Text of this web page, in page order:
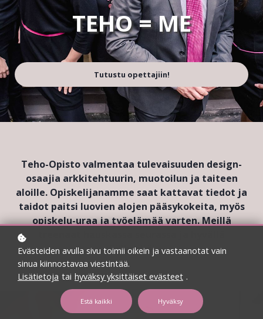
TEHO = ME
Tutustu opettajiin!
Teho-Opisto valmentaa tulevaisuuden design-
osaajia arkkitehtuurin, muotoilun ja taiteen
aloille. Opiskelijanamme saat kattavat tiedot ja
taidot paitsi luovien alojen pääsykokeita, myös
opiskelu-uraa ja työelämää varten. Meillä
fiiliksellä!
Evästeiden avulla sivu toimii oikein ja vastaanotat vain
sinua kiinnostavaa viestintää.
Lisätietoja tai hyväksy yksittäiset evästeet .
Estä kaikki Hyväksy